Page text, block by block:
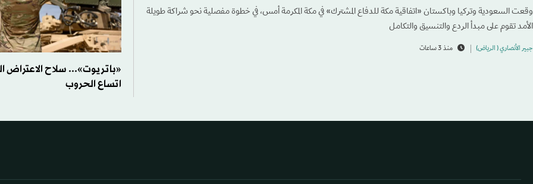
وقعت السعودية وتركيا وباكستان «اتفاقية مكة للدفاع المشترك» في مكة المكرمة أمس، في خطوة مفصلية نحو شراكة طويلة
الأمد تقوم على مبدأ الردع والتنسيق والتكامل
جبير الأنصاري ( الرياض) منذ 3 ساعات
«باتريوت»... سلاح الاعتراض
اتساع الحروب